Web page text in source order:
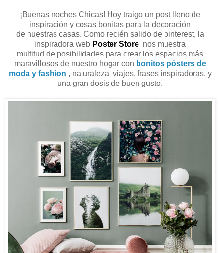
¡Buenas noches Chicas! Hoy traigo un post lleno de
inspiración y cosas bonitas para la decoración
de nuestras casas. Como recién salido de pinterest, la
inspiradora web Poster Store nos muestra
multitud de posibilidades para crear los espacios más
maravillosos de nuestro hogar con bonitos pósters de
moda y fashion , naturaleza, viajes, frases inspiradoras, y
una gran dosis de buen gusto.